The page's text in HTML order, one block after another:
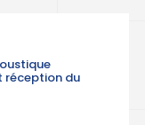
réception du